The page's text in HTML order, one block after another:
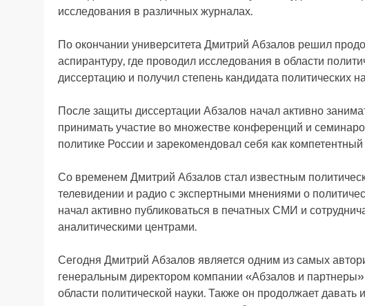
исследования в различных журналах.
По окончании университета Дмитрий Абзалов решил
аспирантуру, где проводил исследования в области
диссертацию и получил степень кандидата политических
После защиты диссертации Абзалов начал активно
принимать участие во множестве конференций и
политике России и зарекомендовал себя как
Со временем Дмитрий Абзалов стал известным
телевидении и радио с экспертными мнениями о
начал активно публиковаться в печатных СМИ и
аналитическими центрами.
Сегодня Дмитрий Абзалов является одним из самых
генеральным директором компании «Абзалов и
области политической науки. Также он продолжает давать